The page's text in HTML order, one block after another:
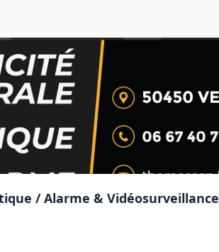
/ Alarme & Vidéosurveillance